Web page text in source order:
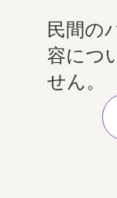
民間の
容につ
せん。